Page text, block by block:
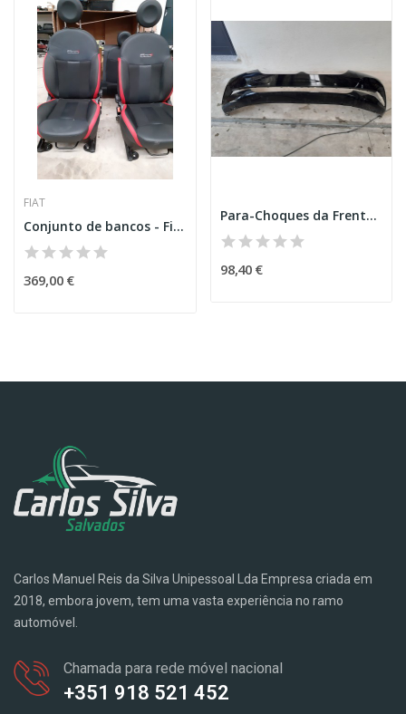
FIAT
Conjunto de bancos - Fiat 500
369,00 €
Para-Choques da Frente – BMW 5 (G30, F90)
98,40 €
Carlos Manuel Reis da Silva Unipessoal Lda Empresa criada em
2018, embora jovem, tem uma vasta experiência no ramo
automóvel.
Chamada para rede móvel nacional
+351 918 521 452